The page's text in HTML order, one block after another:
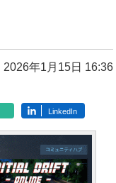
2026年1月15日 16:36
LinkedIn